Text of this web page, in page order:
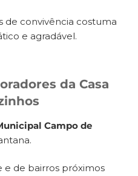
de convivência costuma
e agradável.
da Casa
Campo de
e de bairros próximos